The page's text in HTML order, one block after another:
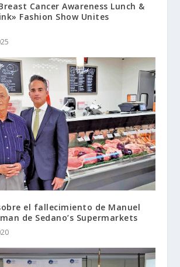
Cancer Awareness Lunch &
Fashion Show Unites
el fallecimiento de Manuel
de Sedano’s Supermarkets